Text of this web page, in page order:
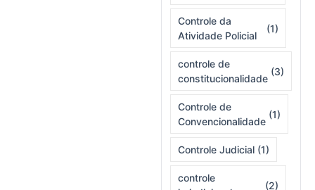
Controle da
Atividade Policial
(1)
controle de
constitucionalidade
(3)
Controle de
Convencionalidade
(1)
Controle Judicial (1)
controle
(2)